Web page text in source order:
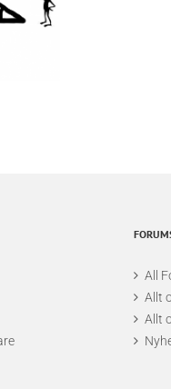
volym och hoppar direkt in
All
Allt
Allt